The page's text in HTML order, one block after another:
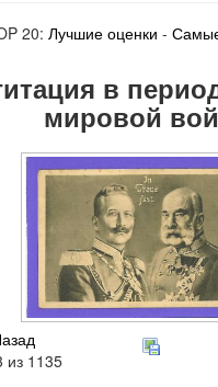
20: Лучшие оценки -
в
мировой
из 1135